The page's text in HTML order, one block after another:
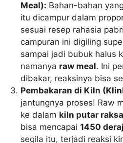
Meal): Bahan-bahan
itu dicampur dalam
sesuai resep rahasia
campuran ini digiling
sampai jadi bubuk halus
namanya raw meal. Ini
dibakar, reaksinya bisa
Pembakaran di Kiln
jantungnya proses! Raw
ke dalam kiln putar
bisa mencapai1450
segila itu, terjadi reaksi